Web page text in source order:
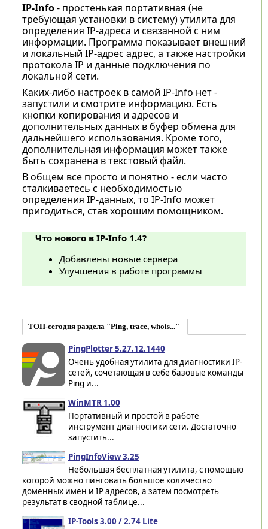
IP-Info- простенькая портативная (не
требующая установки в систему) утилита для
определения IP-адреса и связанной с ним
информации. Программа показывает внешний
и локальный IP-адрес адрес, а также настройки
протокола IP и данные подключения по
локальной сети.
Каких-либо настроек в самой IP-Info нет -
запустили и смотрите информацию. Есть
кнопки копирования и адресов и
дополнительных данных в буфер обмена для
дальнейшего использования. Кроме того,
дополнительная информация может также
быть сохранена в текстовый файл.
В общем все просто и понятно - если часто
сталкиваетесь с необходимостью
определения IP-данных, то IP-Info может
пригодиться, став хорошим помощником.
Что нового в IP-Info 1.4?
Добавлены новые сервера
Улучшения в работе программы
ТОП-сегодня раздела "Ping, trace, whois..."
PingPlotter 5.27.12.1440
Очень удобная утилита для диагностики IP-
сетей, сочетающая в себе базовые команды
Ping и...
WinMTR 1.00
Портативный и простой в работе
инструмент диагностики сети. Достаточно
запустить...
PingInfoView 3.25
Небольшая бесплатная утилита, с помощью
которой можно пинговать большое количество
доменных имен и IP адресов, а затем посмотреть
результат в сводной таблице...
IP-Tools 3.00 / 2.74 Lite